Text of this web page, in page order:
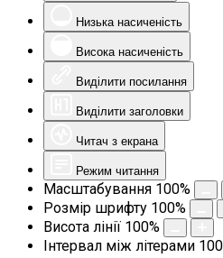
Низька насиченість
Висока насиченість
Виділити посилання
Виділити заголовки
Читач з екрана
Режим читання
Масштабування 100%
Розмір шрифту 100%
Висота лінії 100%
Інтервал між літерами 100